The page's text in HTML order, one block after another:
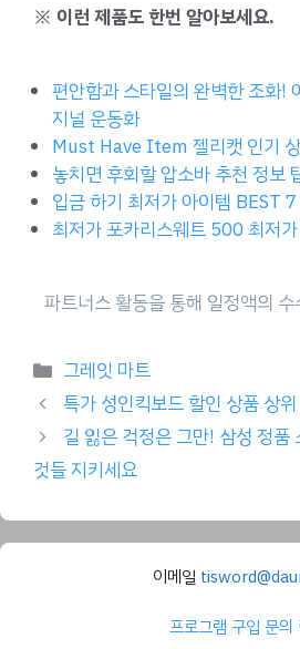
※ 이런 제품도 한번 알아보세요.
편안함과 스타일의 완벽한 조화!
지널 운동화
Must Have Item 젤리캣 인기
놓치면 후회할 압소바 추천 정보
입금 하기 최저가 아이템 BEST 7
최저가 포카리스웨트 500 최저
Categories
그레잇 마트
특가 성인킥보드 할인 상품 상
길 잃은 걱정은 그만! 삼성 정
것들 지키세요
이메일
프로그램 구입 문의